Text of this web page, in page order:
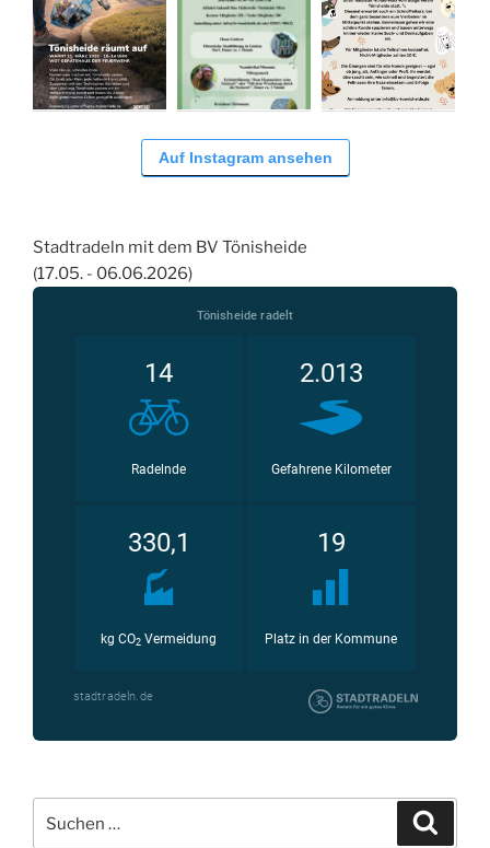
Auf Instagram ansehen
Stadtradeln mit dem BV Tönisheide
(17.05. - 06.06.2026)
nach: